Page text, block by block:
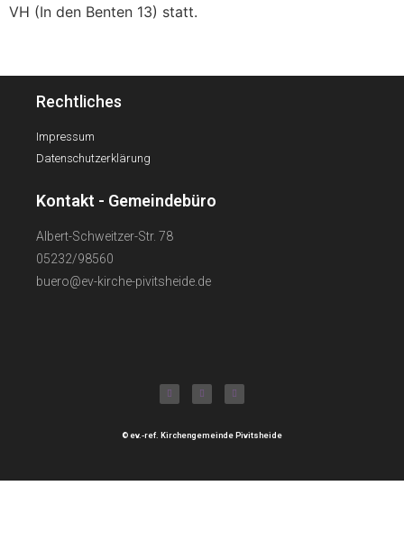
VH (In den Benten 13) statt.
Kontakt - Gemeindebüro
Albert-Schweitzer-Str. 78
05232/98560
buero@ev-kirche-pivitsheide.de
Rechtliches
Impressum
Datenschutzerklärung
© ev.-ref. Kirchengemeinde Pivitsheide